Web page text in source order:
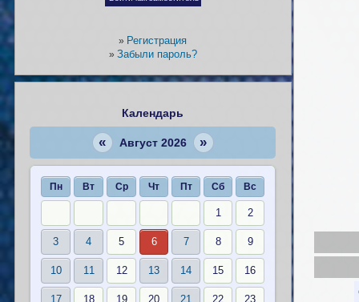
» Регистрация
» Забыли пароль?
Календарь
« Август 2026 »
Пн Вт Ср Чт Пт Сб Вс
1 2
3 4 5 6 7 8 9
10 11 12 13 14 15 16
17 18 19 20 21 22 23